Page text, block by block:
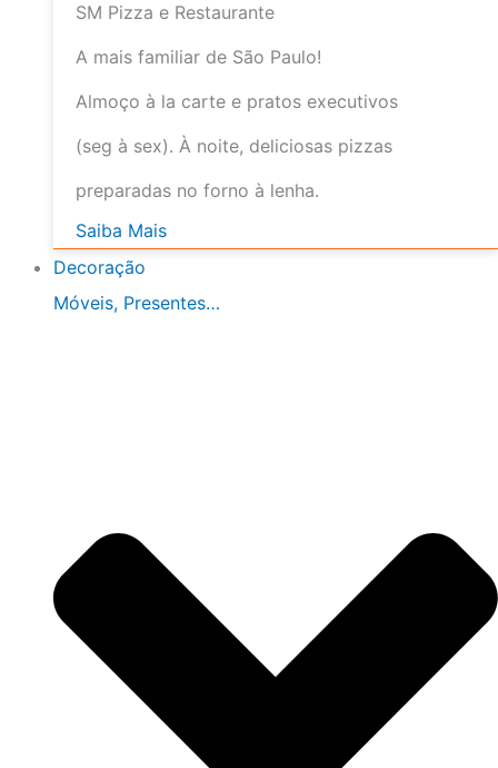
SM Pizza e Restaurante
A mais familiar de São Paulo!
Almoço à la carte e pratos executivos
(seg à sex). À noite, deliciosas pizzas
preparadas no forno à lenha.
Saiba Mais
Decoração
Móveis, Presentes…